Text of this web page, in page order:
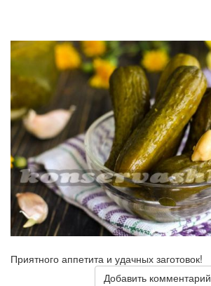
Приятного аппетита и удачных заготовок!
Добавить комментарий